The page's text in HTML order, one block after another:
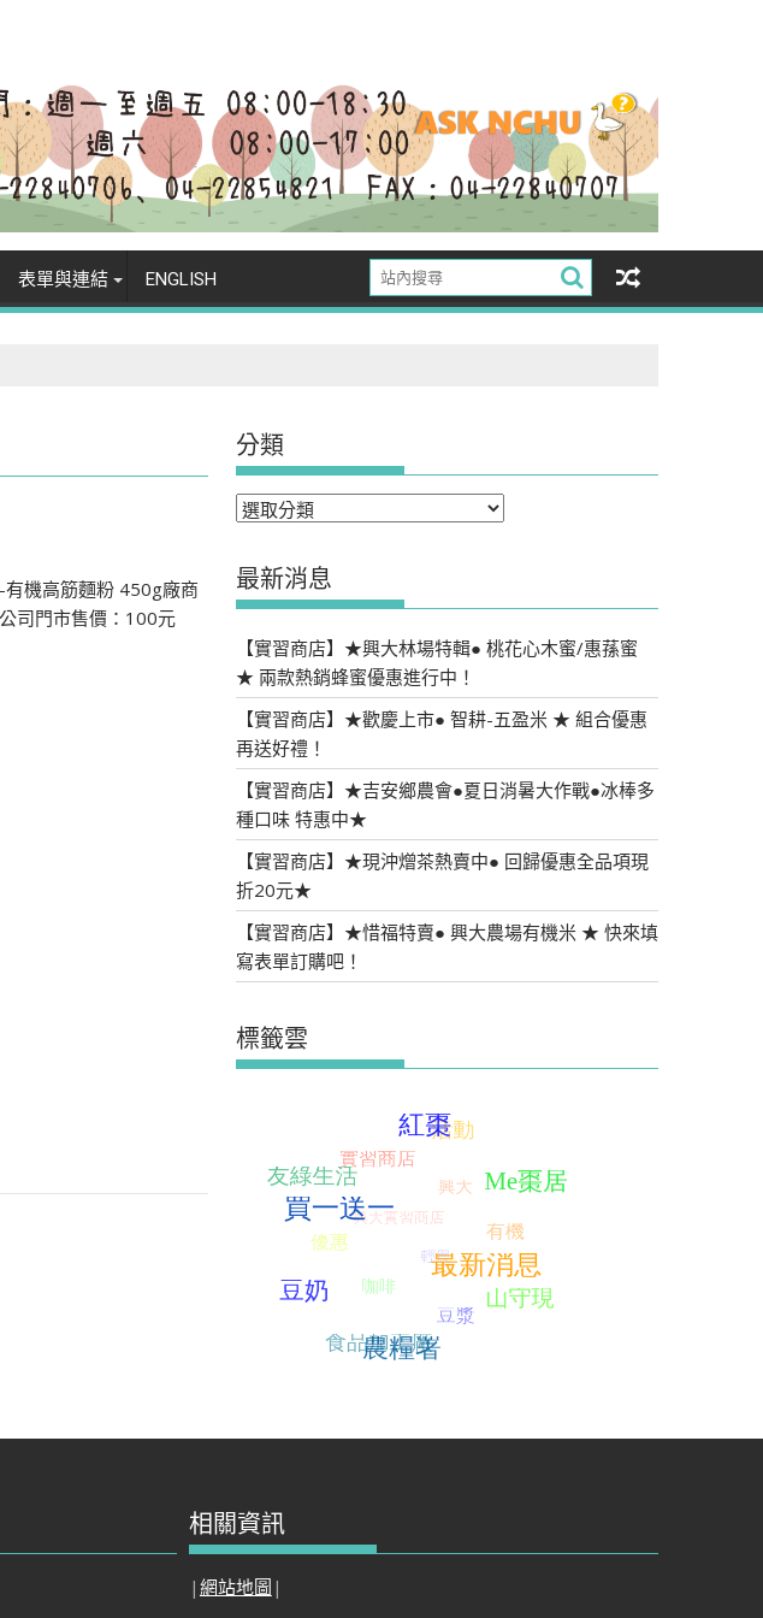
表單與連結 ENGLISH
機高筋麵粉 450g廠商
司門市售價：100元
分類
分
最新消息
【實習商店】★興大林場特輯● 桃花心木蜜/惠蓀蜜
★ 兩款熱銷蜂蜜優惠進行中！
【實習商店】★歡慶上市● 智耕-五盈米 ★ 組合優惠
再送好禮！
【實習商店】★吉安鄉農會●夏日消暑大作戰●冰棒多
種口味 特惠中★
【實習商店】★現沖熷茶熱賣中● 回歸優惠全品項現
折20元★
【實習商店】★惜福特賣● 興大農場有機米 ★ 快來填
寫表單訂購吧！
標籤雲
相關資訊
| 網站地圖 |